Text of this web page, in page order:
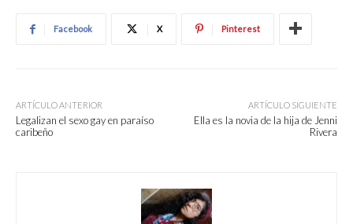
Facebook X Pinterest
ARTÍCULO ANTERIOR
Legalizan el sexo gay en paraíso
caribeño
ARTÍCULO SIGUIENTE
Ella es la novia de la hija de Jenni
Rivera